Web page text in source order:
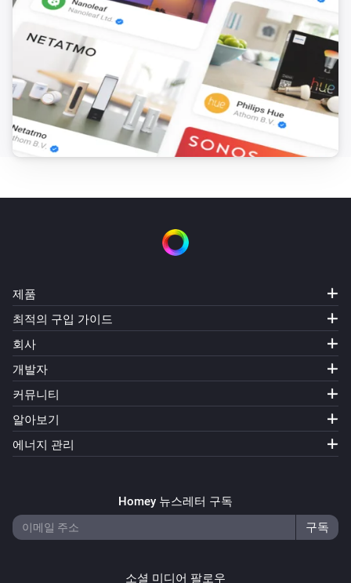
제품
최적의 구입 가이드
회사
개발자
커뮤니티
알아보기
에너지 관리
Homey 뉴스레터 구독
소셜 미디어 팔로우